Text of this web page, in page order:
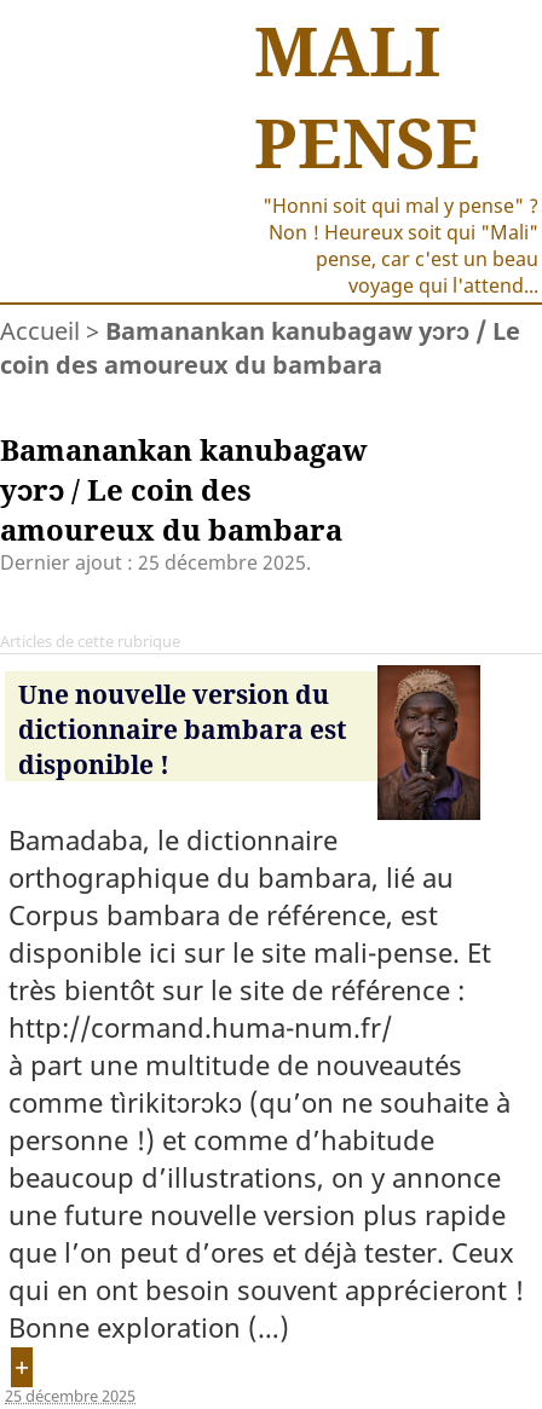
MALI
PENSE
"Honni soit qui mal y pense" ?
Non ! Heureux soit qui "Mali"
pense, car c'est un beau
voyage qui l'attend...
Accueil > Bamanankan kanubagaw yɔrɔ / Le
coin des amoureux du bambara
Bamanankan kanubagaw
yɔrɔ / Le coin des
amoureux du bambara
Dernier ajout : 25 décembre 2025.
Articles de cette rubrique
Une nouvelle version du
dictionnaire bambara est
disponible !
Bamadaba, le dictionnaire
orthographique du bambara, lié au
Corpus bambara de référence, est
disponible ici sur le site mali-pense. Et
très bientôt sur le site de référence :
http://cormand.huma-num.fr/
à part une multitude de nouveautés
comme tìrikitɔrɔkɔ (qu’on ne souhaite à
personne !) et comme d’habitude
beaucoup d’illustrations, on y annonce
une future nouvelle version plus rapide
que l’on peut d’ores et déjà tester. Ceux
qui en ont besoin souvent apprécieront !
Bonne exploration (…)
+
25 décembre 2025